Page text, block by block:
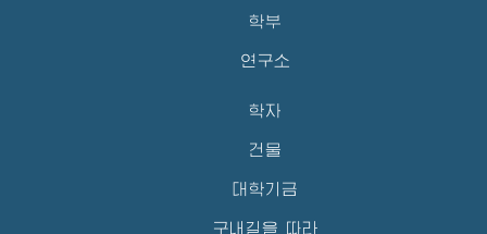
학부
연구소
학자
건물
대학기금
구내길을 따라